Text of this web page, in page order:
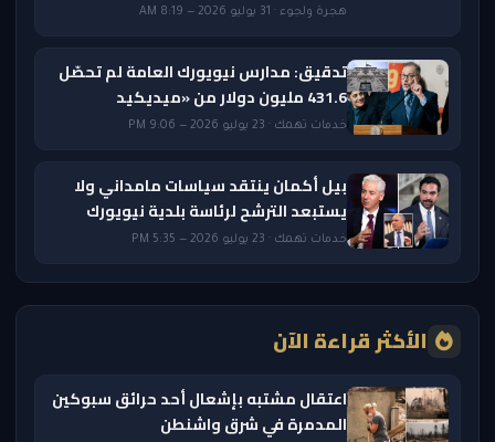
هجرة ولجوء · 31 يوليو 2026 — 8:19 AM
تدقيق: مدارس نيويورك العامة لم تحصّل
431.6 مليون دولار من «ميديكيد
خدمات تهمك · 23 يوليو 2026 — 9:06 PM
بيل أكمان ينتقد سياسات مامداني ولا
يستبعد الترشح لرئاسة بلدية نيويورك
خدمات تهمك · 23 يوليو 2026 — 5:35 PM
الأكثر قراءة الآن
اعتقال مشتبه بإشعال أحد حرائق سبوكين
المدمرة في شرق واشنطن